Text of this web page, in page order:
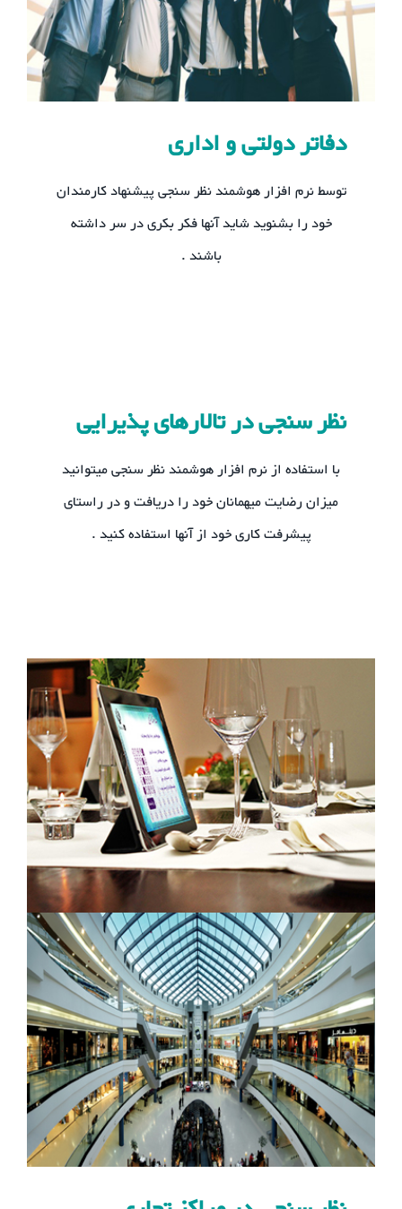
دفاتر دولتی و اداری
توسط نرم افزار هوشمند نظر سنجی پیشنهاد کارمندان
خود را بشنوید شاید آنها فکر بکری در سر داشته
باشند .
نظر سنجی در تالارهای پذیرایی
با استفاده از نرم افزار هوشمند نظر سنجی میتوانید
میزان رضایت میهمانان خود را دریافت و در راستای
پیشرفت کاری خود از آنها استفاده کنید .